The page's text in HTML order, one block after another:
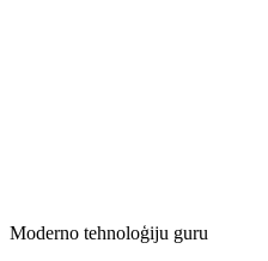
Moderno tehnoloģiju guru